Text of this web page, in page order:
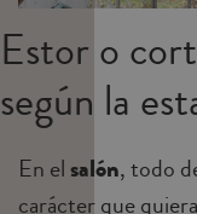
Estor o
según la
En elsalón, todo
carácter que